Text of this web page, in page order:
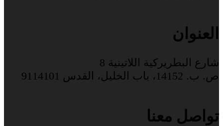
العنوان
شارع البطريركية اللاتينية 8
ص. ب. 14152، باب الخليل، القدس 9114101
تواصل معنا